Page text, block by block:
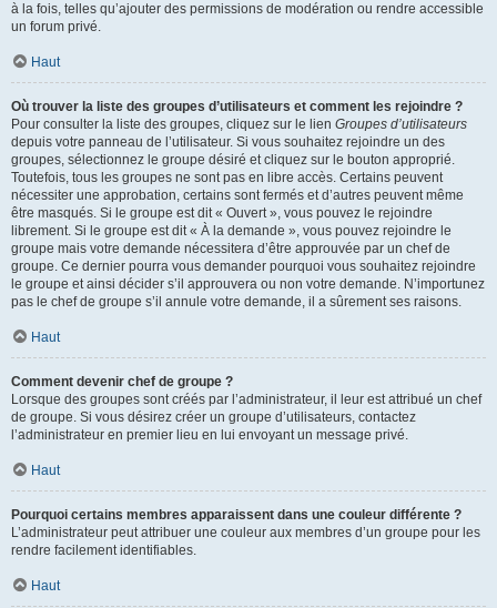
à la fois, telles qu’ajouter des permissions de modération ou rendre accessible
un forum privé.
Haut
Où trouver la liste des groupes d’utilisateurs et comment les rejoindre ?
Pour consulter la liste des groupes, cliquez sur le lien Groupes d’utilisateurs
depuis votre panneau de l’utilisateur. Si vous souhaitez rejoindre un des
groupes, sélectionnez le groupe désiré et cliquez sur le bouton approprié.
Toutefois, tous les groupes ne sont pas en libre accès. Certains peuvent
nécessiter une approbation, certains sont fermés et d’autres peuvent même
être masqués. Si le groupe est dit « Ouvert », vous pouvez le rejoindre
librement. Si le groupe est dit « À la demande », vous pouvez rejoindre le
groupe mais votre demande nécessitera d’être approuvée par un chef de
groupe. Ce dernier pourra vous demander pourquoi vous souhaitez rejoindre
le groupe et ainsi décider s’il approuvera ou non votre demande. N’importunez
pas le chef de groupe s’il annule votre demande, il a sûrement ses raisons.
Haut
Comment devenir chef de groupe ?
Lorsque des groupes sont créés par l’administrateur, il leur est attribué un chef
de groupe. Si vous désirez créer un groupe d’utilisateurs, contactez
l’administrateur en premier lieu en lui envoyant un message privé.
Haut
Pourquoi certains membres apparaissent dans une couleur différente ?
L’administrateur peut attribuer une couleur aux membres d’un groupe pour les
rendre facilement identifiables.
Haut